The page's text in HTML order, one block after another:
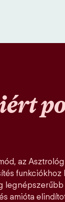
az
amióta